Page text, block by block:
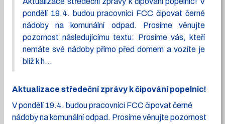
pondělí 19.4. budou pracovníci FCC čipovat černé
nádoby na komunální odpad. Prosíme věnujte
pozornost následujícímu textu: Prosíme vás, kteří
nemáte své nádoby přímo před domem a vozíte je
blíž k h...
Aktualizace středeční zprávy k čipování popelnic!
V pondělí 19.4. budou pracovníci FCC čipovat černé
nádoby na komunální odpad. Prosíme věnujte pozornost